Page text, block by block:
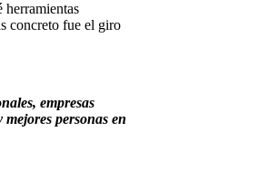
herramientas
concreto fue el giro
empresas
personas en